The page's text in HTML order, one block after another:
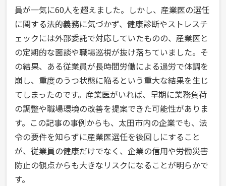
員が一気に60人を超えました。しかし、産業医の選任
に関する法的義務に気づかず、健康診断やストレスチ
ェックには外部委託で対応していたものの、産業医と
の定期的な面談や職場巡視が抜け落ちていました。そ
の結果、ある従業員が長時間労働による過労で体調を
崩し、重度のうつ状態に陥るという重大な結果を生じ
てしまったのです。産業医がいれば、早期に業務負荷
の調整や職場環境の改善を提案できた可能性がありま
す。この記事の事例からも、太田市内の企業でも、法
令の要件を知らずに産業医選任を後回しにすること
が、従業員の健康だけでなく、企業の信用や労働災害
防止の観点からも大きなリスクになることが明らかで
す。